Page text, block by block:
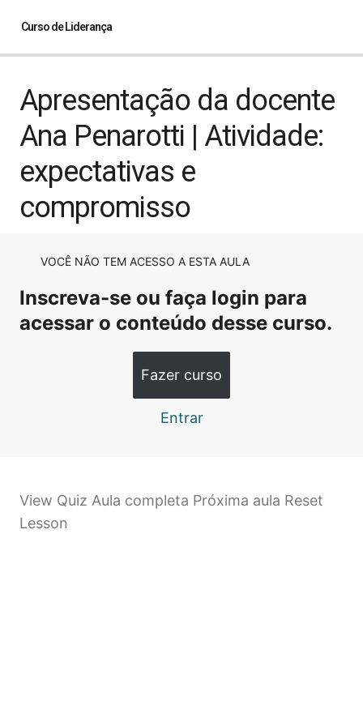
Curso de Liderança
Apresentação da docente Ana Penarotti | Atividade:
expectativas e compromisso
World Café e Atributos do Líder, Papel do Gestor e
Desafios do Líder
Autoconhecimento. O que é Talento? Percepção
Reconhecento Talentos: Perfil Pessoal – Atividade DISC
Bando, Grupo, Equipe e Time – Estágios de
Desenvolvimento de Equipes
Desempenho e Potencial
Apresentação da docente
Ana Penarotti | Atividade:
expectativas e
compromisso
VOCÊ NÃO TEM ACESSO A ESTA AULA
Inscreva-se ou faça login para
acessar o conteúdo desse curso.
Fazer curso
Entrar
View Quiz Aula completa Próxima aula Reset
Lesson